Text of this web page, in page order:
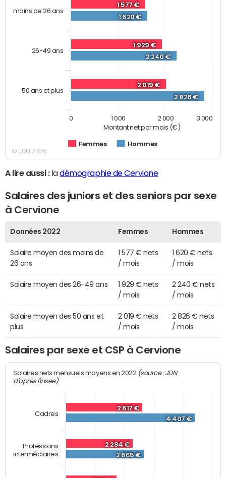
Montant net par mois (€)
1 577 €
1 929 €
2 019 €
1 620 €
2 240 €
2 826 €
Femmes Hommes
moins de 26 ans
26-49 ans
50 ans et plus
0 1 000 2 000 3 000
© JDN 2026
A lire aussi :ladémographie de Cervione
Salaires des juniors et des seniors par sexe
à Cervione
Données 2022 Femmes Hommes
Salaire moyen des moins de
26 ans
1 577 € nets
/ mois
1 620 € nets
/ mois
Salaire moyen des 26-49 ans
1 929 € nets
/ mois
2 240 € nets
/ mois
Salaire moyen des 50 ans et
plus
2 019 € nets
/ mois
2 826 € nets
/ mois
Salaires par sexe et CSP à Cervione
Salaires nets mensuels moyens en 2022 (source : JDN
d'après l'Insee)
2 617 €
2 284 €
4 407 €
2 665 €
Cadres
Professions
intermédiaires